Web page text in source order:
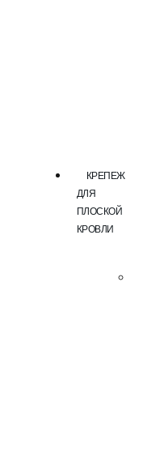
КРЕПЕЖ
ДЛЯ
ПЛОСКОЙ
КРОВЛИ